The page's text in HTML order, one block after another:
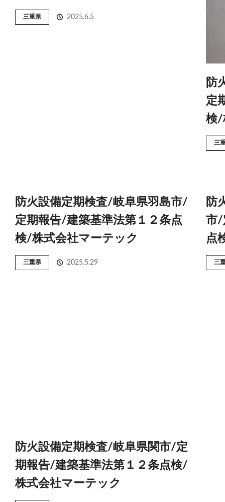
三重県 2025.6.5
防
定
検/
三
防火設備定期検査/岐阜県羽島市/
定期報告/建築基準法第１２条点
検/株式会社マーテック
三重県 2025.5.29
防
市/
点
三
防火設備定期検査/岐阜県関市/定
期報告/建築基準法第１２条点検/
株式会社マーテック